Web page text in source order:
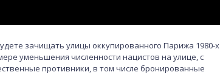
зачищать улицы оккупированного Парижа 1980-х
уменьшения численности нацистов на улице, с
противники, в том числе бронированные